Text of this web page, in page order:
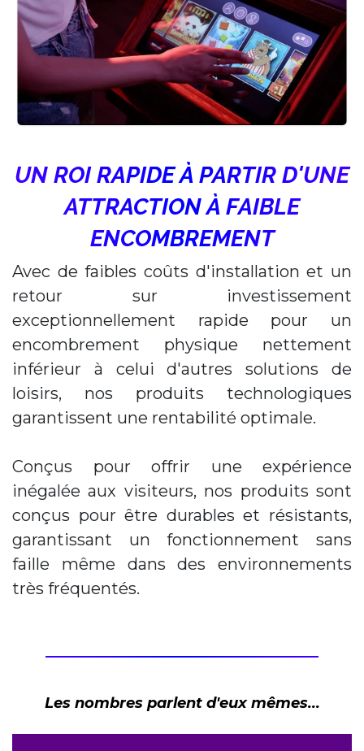
UN ROI RAPIDE À PARTIR D'UNE
ATTRACTION À FAIBLE
ENCOMBREMENT
Avec de faibles coûts d'installation et un
retour sur investissement
exceptionnellement rapide pour un
encombrement physique nettement
inférieur à celui d'autres solutions de
loisirs, nos produits technologiques
garantissent une rentabilité optimale.
Conçus pour offrir une expérience
inégalée aux visiteurs, nos produits sont
conçus pour être durables et résistants,
garantissant un fonctionnement sans
faille même dans des environnements
très fréquentés.
Les nombres parlent d'eux mêmes...